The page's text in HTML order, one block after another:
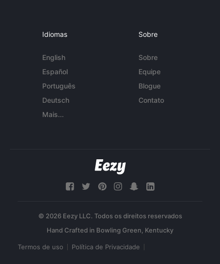
Idiomas
English
Español
Português
Deutsch
Mais...
Sobre
Sobre
Equipe
Blogue
Contato
© 2026 Eezy LLC. Todos os direitos reservados
Termos de uso Política de Privacidade